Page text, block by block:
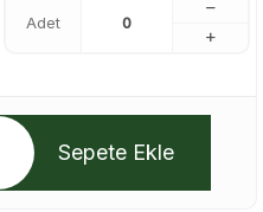
Adet
Sepete Ekle